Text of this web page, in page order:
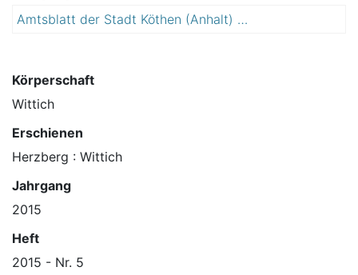
Amtsblatt der Stadt Köthen (Anhalt) : Bürgerzeitung mit amtlichen Bekanntmachungen
Körperschaft
Wittich
Erschienen
Herzberg : Wittich
Jahrgang
2015
Heft
2015 - Nr. 5